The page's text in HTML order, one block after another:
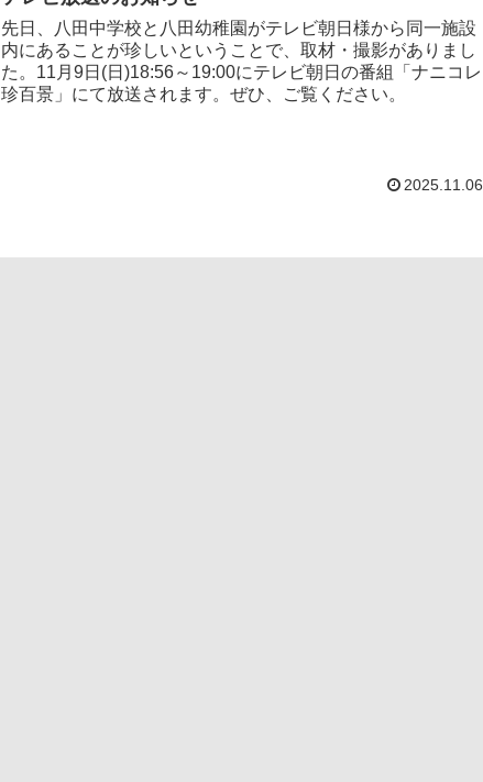
先日、八田中学校と八田幼稚園がテレビ朝日様から同一施設
内にあることが珍しいということで、取材・撮影がありまし
た。11月9日(日)18:56～19:00にテレビ朝日の番組「ナニコレ
珍百景」にて放送されます。ぜひ、ご覧ください。
2025.11.06